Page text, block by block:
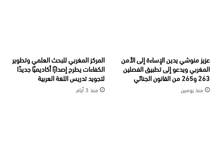
عزيز منوشي يدين الإساءة إلى الأمن
المغربي ويدعو إلى تطبيق الفصلين
263 و265 من القانون الجنائي
منذ يومين
المركز المغربي للبحث العلمي وتطوير
الكفاءات يطرح إصدارًا أكاديميًا جديدًا
لتجويد تدريس اللغة العربية
منذ 3 أيام